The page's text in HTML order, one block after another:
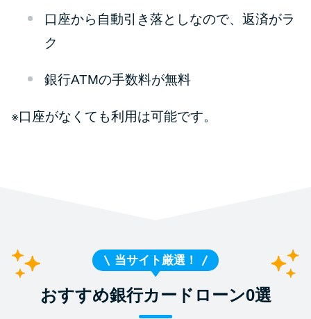
口座から自動引き落としなので、返済がラ
ク
銀行ATMの手数料が無料
※口座がなくても利用は可能です。
当サイト厳選！
おすすめ銀行カードローン0選